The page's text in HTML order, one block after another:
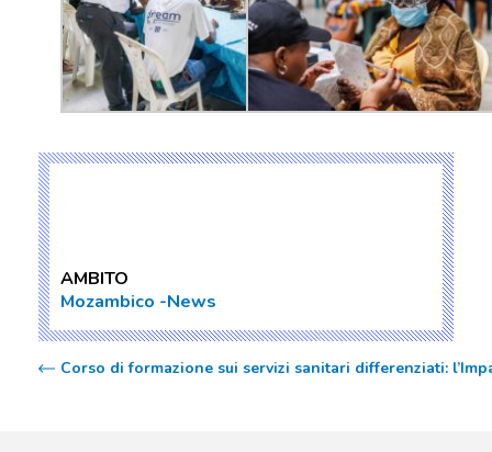
AMBITO
Mozambico News
Corso di formazione sui servizi sanitari differenziati: